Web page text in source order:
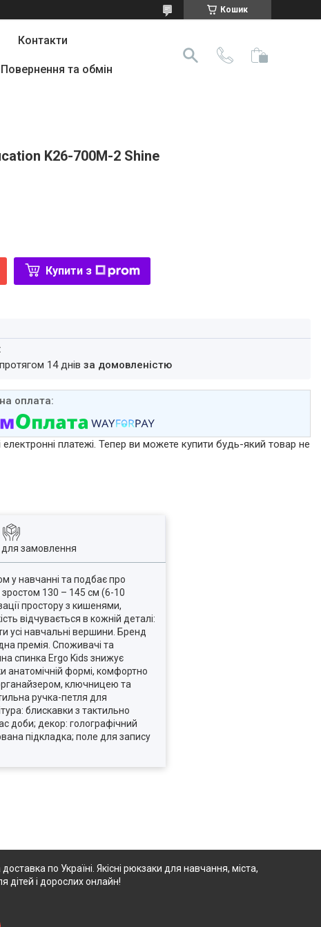
Кошик
Контакти
Повернення та обмін
K26-700M-2 Shine
Купити з
14 днівза домовленістю
електронні платежі. Тепер ви можете купити будь-який товар не
для замовлення
у навчанні та подбає про
зростом 130 – 145 см (6-10
простору з кишенями,
відчувається в кожній деталі:
усі навчальні вершини. Бренд
премія. Споживачі та
спинка Ergo Kids знижує
анатомічній формі, комфортно
ключницею та
ручка-петля для
блискавки з тактильно
доби; декор: голографічний
підкладка; поле для запису
по Україні. Якісні рюкзаки для навчання, міста,
дітей і дорослих онлайн!